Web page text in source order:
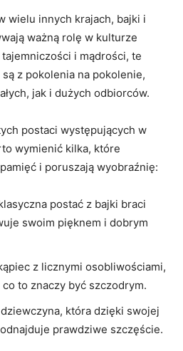
wielu innych ⁤krajach, bajki i
ważną rolę w kulturze
i mądrości, te
z pokolenia na pokolenie,
jak i dużych ⁤odbiorców.
postaci występujących w
‌wymienić kilka,⁣ które
i poruszają wyobraźnię:
postać z bajki braci
swoim pięknem​ i ‍dobrym⁤
z licznymi⁣ osobliwościami,⁢
to znaczy być szczodrym.
która dzięki swojej
prawdziwe szczęście.